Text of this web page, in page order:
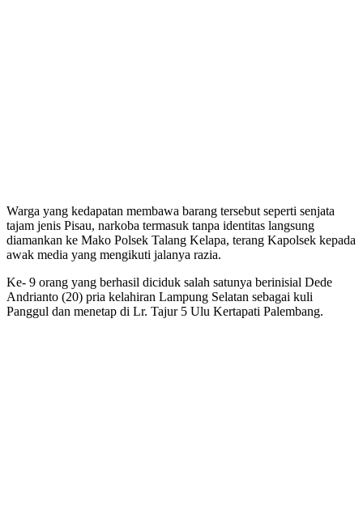
Warga yang kedapatan membawa barang tersebut seperti senjata
tajam jenis Pisau, narkoba termasuk tanpa identitas langsung
diamankan ke Mako Polsek Talang Kelapa, terang Kapolsek kepada
awak media yang mengikuti jalanya razia.
Ke- 9 orang yang berhasil diciduk salah satunya berinisial Dede
Andrianto (20) pria kelahiran Lampung Selatan sebagai kuli
Panggul dan menetap di Lr. Tajur 5 Ulu Kertapati Palembang.